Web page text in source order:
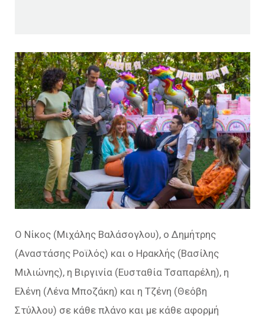
Ο Νίκος (Μιχάλης Βαλάσογλου), ο Δημήτρης
(Αναστάσης Ροϊλός) και ο Ηρακλής (Βασίλης
Μιλιώνης), η Βιργινία (Ευσταθία Τσαπαρέλη), η
Ελένη (Λένα Μποζάκη) και η Τζένη (Θεόβη
Στύλλου) σε κάθε πλάνο και με κάθε αφορμή